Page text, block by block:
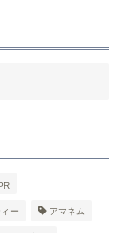
ー アマネム